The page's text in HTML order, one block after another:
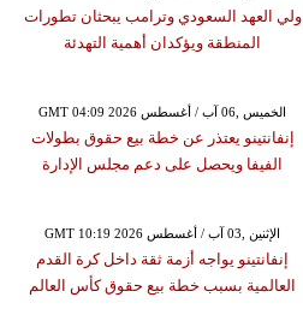
ولي العهد السعودي وترامب يبحثان تطورات
المنطقة ويؤكدان أهمية التهدئة
GMT 04:09 2026 الخميس ,06 آب / أغسطس
إنفانتينو يعتذر عن خطة بيع حقوق بطولات
الفيفا ويحصل على دعم مجلس الإدارة
GMT 10:19 2026 الإثنين ,03 آب / أغسطس
إنفانتينو يواجه أزمة ثقة داخل كرة القدم
العالمية بسبب خطة بيع حقوق كأس العالم